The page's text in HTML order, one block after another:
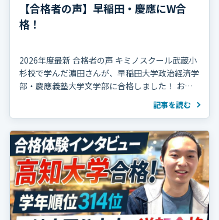
【合格者の声】早稲田・慶應にW合
格！
2026年度最新 合格者の声 キミノスクール武蔵小
杉校で学んだ濵田さんが、早稲田大学政治経済学
部・慶應義塾大学文学部に合格しました！ おめ
でとうございます！ 濵田さんは高校2年の冬まで
部活動を続け、海外で生活していた期間 […]
記事を読む